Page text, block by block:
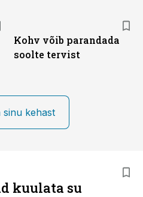
Kohv võib parandada
soolte tervist
sinu kehast
kuulata su